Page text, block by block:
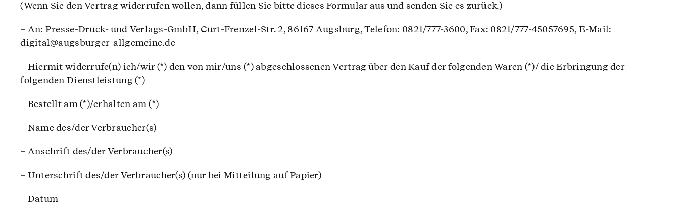
(Wenn Sie den Vertrag widerrufen wollen, dann füllen Sie bitte dieses Formular aus und senden Sie es zurück.)
– An: Presse-Druck- und Verlags-GmbH, Curt-Frenzel-Str. 2, 86167 Augsburg, Telefon: 0821/777-3600, Fax: 0821/777-45057695, E-Mail:
digital@augsburger-allgemeine.de
– Hiermit widerrufe(n) ich/wir (*) den von mir/uns (*) abgeschlossenen Vertrag über den Kauf der folgenden Waren (*)/ die Erbringung der
folgenden Dienstleistung (*)
– Bestellt am (*)/erhalten am (*)
– Name des/der Verbraucher(s)
– Anschrift des/der Verbraucher(s)
– Unterschrift des/der Verbraucher(s) (nur bei Mitteilung auf Papier)
– Datum